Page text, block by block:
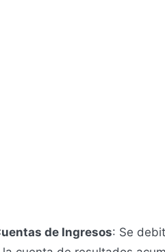
de Ingresos: Se